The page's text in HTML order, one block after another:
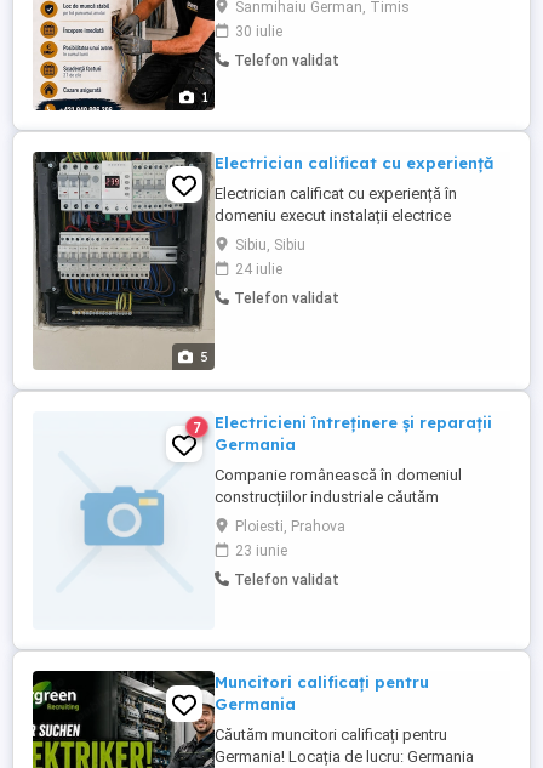
1
desfășoară pe bază de PFA activitate
independentă. Oferim lucru stabil pe tot
parcursul anului, posibilitatea începerii
Sanmihaiu German, Timis
30 iulie
Telefon validat
5
Electrician calificat cu experiență
Electrician calificat cu experiență în
domeniu execut instalații electrice
interioare și exterioare, sisteme de
supraveghere și automatizări electrice.
Sibiu, Sibiu
24 iulie
Telefon validat
7
Electricieni întreținere și reparații
Germania
Companie românească în domeniul
construcțiilor industriale căutăm
Electricieni calificați pentru proiectele
noastre din Germania. Cerințe: - calificare
profesionala - experiență profesională în
domeniu ( nu este obligatorie, reprezintă
Ploiesti, Prahova
23 iunie
Telefon validat
Muncitori calificați pentru
Germania
Căutăm muncitori calificați pentru
Germania! Locația de lucru: Germania